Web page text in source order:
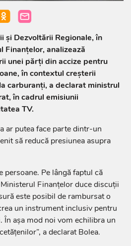
și Dezvoltării Regionale, în
Finanțelor, analizează
unei părți din accize pentru
în contextul creșterii
carburanți, a declarat ministrul
în cadrul emisiunii
TV.
ar putea face parte dintr-un
să reducă presiunea asupra
Pe lângă faptul că
Finanțelor duce discuții
este posibil de rambursat o
un instrument inclusiv pentru
așa mod noi vom echilibra un
a declarat Bolea.